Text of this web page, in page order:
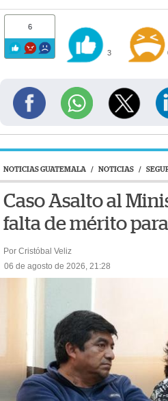
6
3
NOTICIAS GUATEMALA / NOTICIAS /
Caso Asalto al
falta de mérito
Por Cristóbal Veliz
06 de agosto de 2026, 21:28